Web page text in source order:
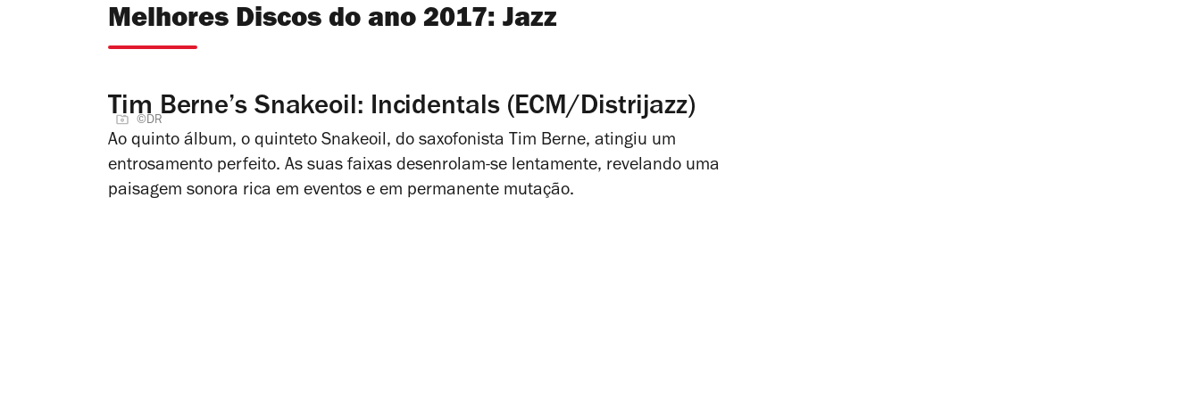
Melhores Discos do ano 2017: Jazz
Tim Berne’s Snakeoil: Incidentals (ECM/Distrijazz)
©DR
Ao quinto álbum, o quinteto Snakeoil, do saxofonista Tim Berne, atingiu um
entrosamento perfeito. As suas faixas desenrolam-se lentamente, revelando uma
paisagem sonora rica em eventos e em permanente mutação.